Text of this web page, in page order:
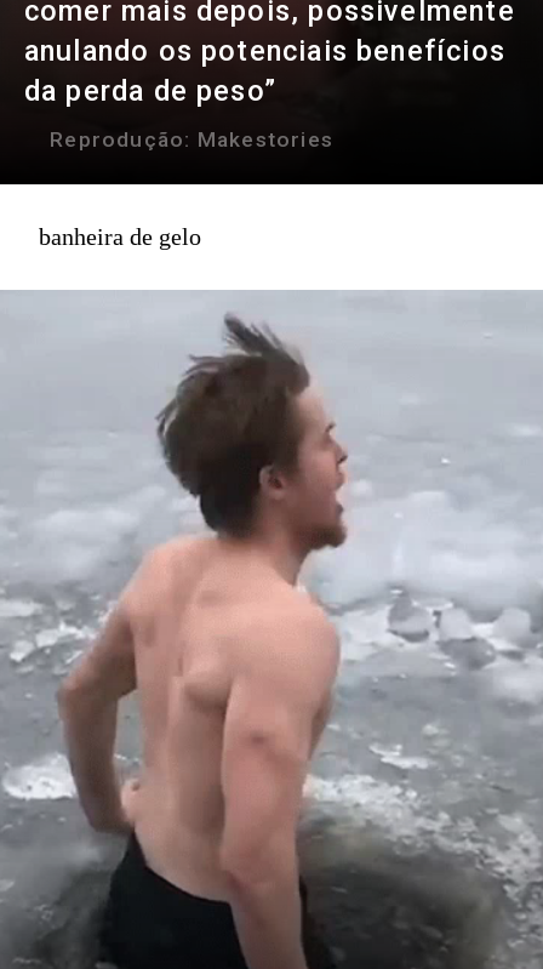
comer mais depois, possivelmente
anulando os potenciais benefícios
da perda de peso”
Reprodução: Makestories
banheira de gelo